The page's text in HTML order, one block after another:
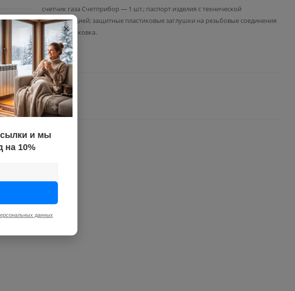
счетчик газа Счетприбор — 1 шт.; паспорт изделия с технической
документацией; защитные пластиковые заглушки на резьбовые соединения
— 2 шт.; упаковка.
нет
×
и мы
на 10%
данных